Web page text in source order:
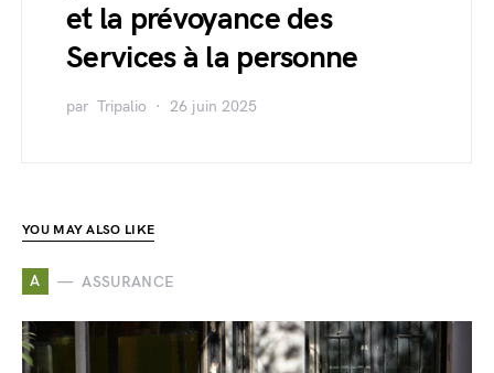
et la prévoyance des
Services à la personne
par Tripalio 26 juin 2025
YOU MAY ALSO LIKE
A ASSURANCE